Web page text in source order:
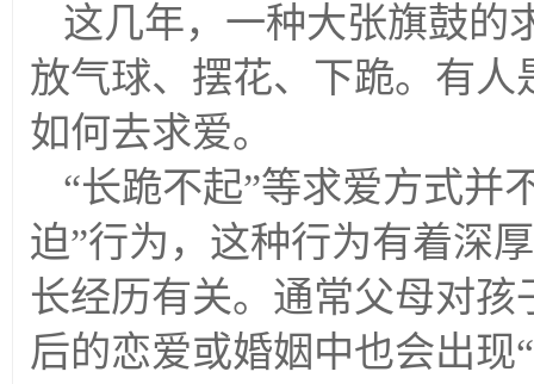
这几年，一种大张旗鼓的
放气球、摆花、下跪。有
如何去求爱。
“长跪不起”等求爱方式并
迫”行为，这种行为有着深
长经历有关。通常父母对孩
后的恋爱或婚姻中也会出现